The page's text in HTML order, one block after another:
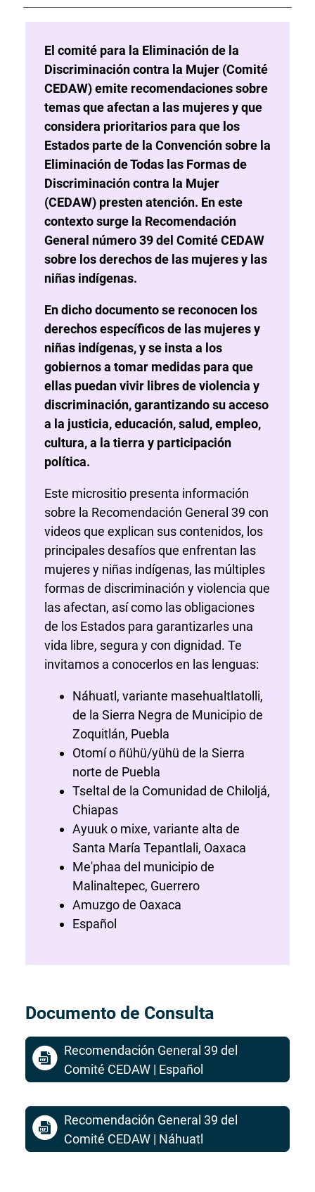
El comité para la Eliminación de la
Discriminación contra la Mujer (Comité
CEDAW) emite recomendaciones sobre
temas que afectan a las mujeres y que
considera prioritarios para que los
Estados parte de la Convención sobre la
Eliminación de Todas las Formas de
Discriminación contra la Mujer
(CEDAW) presten atención. En este
contexto surge la Recomendación
General número 39 del Comité CEDAW
sobre los derechos de las mujeres y las
niñas indígenas.
En dicho documento se reconocen los
derechos específicos de las mujeres y
niñas indígenas, y se insta a los
gobiernos a tomar medidas para que
ellas puedan vivir libres de violencia y
discriminación, garantizando su acceso
a la justicia, educación, salud, empleo,
cultura, a la tierra y participación
política.
Este micrositio presenta información
sobre la Recomendación General 39 con
videos que explican sus contenidos, los
principales desafíos que enfrentan las
mujeres y niñas indígenas, las múltiples
formas de discriminación y violencia que
las afectan, así como las obligaciones
de los Estados para garantizarles una
vida libre, segura y con dignidad. Te
invitamos a conocerlos en las lenguas:
Náhuatl, variante masehualtlatolli,
de la Sierra Negra de Municipio de
Zoquitlán, Puebla
Otomí o ñühü/yühü de la Sierra
norte de Puebla
Tseltal de la Comunidad de Chiloljá,
Chiapas
Ayuuk o mixe, variante alta de
Santa María Tepantlali, Oaxaca
Me'phaa del municipio de
Malinaltepec, Guerrero
Amuzgo de Oaxaca
Español
Documento de Consulta
Recomendación General 39 del
Comité CEDAW | Español
Recomendación General 39 del
Comité CEDAW | Náhuatl